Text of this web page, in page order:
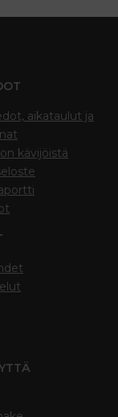
aikataulut ja
kävijöistä